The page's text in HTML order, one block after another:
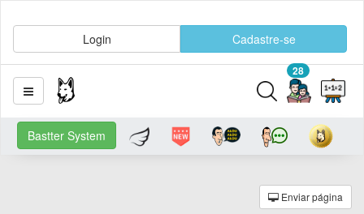
Login Cadastre-se
28
Bastter System
Enviar página